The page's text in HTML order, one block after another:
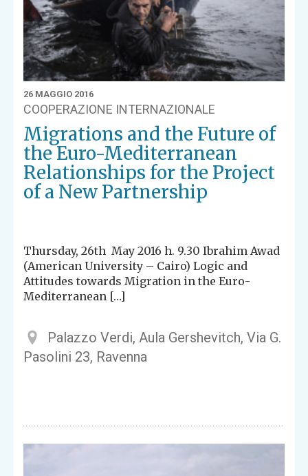
26 MAGGIO 2016
COOPERAZIONE INTERNAZIONALE
Migrations and the Future of
the Euro-Mediterranean
Relationships for the Project
of a New Partnership
Thursday, 26th May 2016 h. 9.30 Ibrahim Awad
(American University – Cairo) Logic and
Attitudes towards Migration in the Euro-
Mediterranean […]
Palazzo Verdi, Aula Gershevitch, Via G.
Pasolini 23, Ravenna